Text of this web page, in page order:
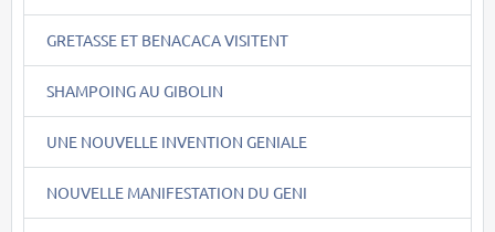
GRETASSE ET BENACACA VISITENT
SHAMPOING AU GIBOLIN
UNE NOUVELLE INVENTION GENIALE
NOUVELLE MANIFESTATION DU GENI